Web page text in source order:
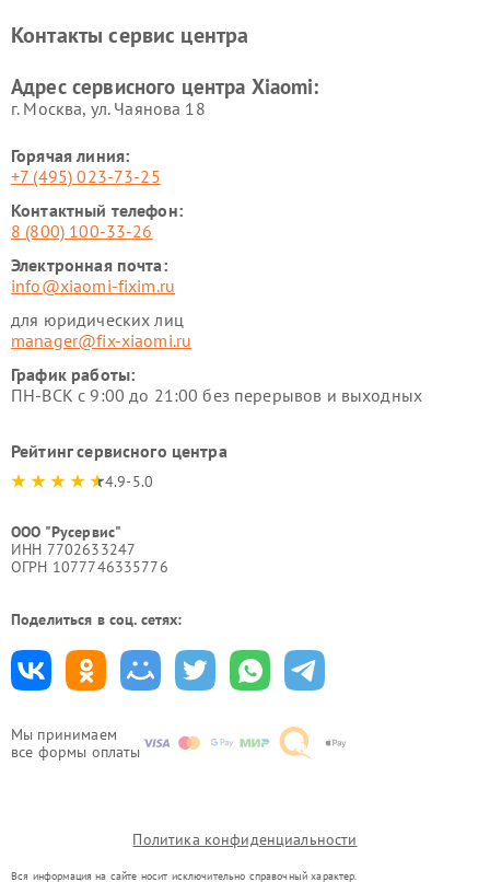
Мы принимаем
все формы оплаты
Ремонт стиральных машин
Ремонт смарт-часов Xiaomi
Контакты сервис центра
Адрес сервисного центра Xiaomi:
г. Москва, ул. Чаянова 18
Горячая линия:
+7 (495) 023-73-25
Контактный телефон:
8 (800) 100-33-26
Электронная почта:
info@xiaomi-fixim.ru
для юридических лиц
manager@fix-xiaomi.ru
График работы:
ПН-ВСК с 9:00 до 21:00 без перерывов и выходных
Рейтинг сервисного центра
4.9-5.0
ООО "Русервис"
ИНН 7702633247
ОГРН 1077746335776
Поделиться в соц. сетях:
Политика конфиденциальности
Вся информация на сайте носит исключительно справочный характер.